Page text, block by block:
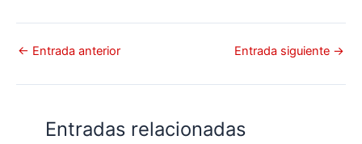
← Entrada anterior Entrada siguiente →
Entradas relacionadas